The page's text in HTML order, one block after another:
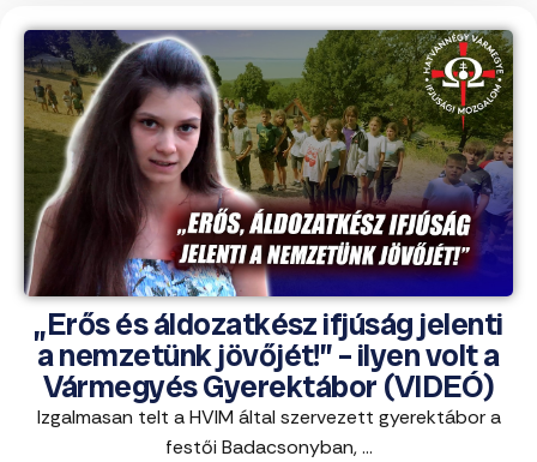
„Erős és áldozatkész ifjúság jelenti
a nemzetünk jövőjét!” – ilyen volt a
Vármegyés Gyerektábor (VIDEÓ)
Izgalmasan telt a HVIM által szervezett gyerektábor a
festői Badacsonyban, ...